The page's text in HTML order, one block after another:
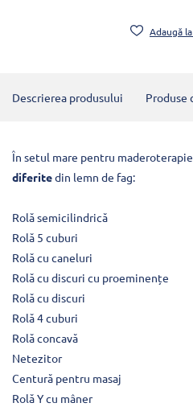
Adaugă
Descrierea produsului Produse
În setul mare pentru
diferitedin lemn de fag:
Rolă semicilindrică
Rolă 5 cuburi
Rolă cu caneluri
Rolă cu discuri cu proeminențe
Rolă cu discuri
Rolă 4 cuburi
Rolă concavă
Netezitor
Centură pentru masaj
Rolă Y cu mâner